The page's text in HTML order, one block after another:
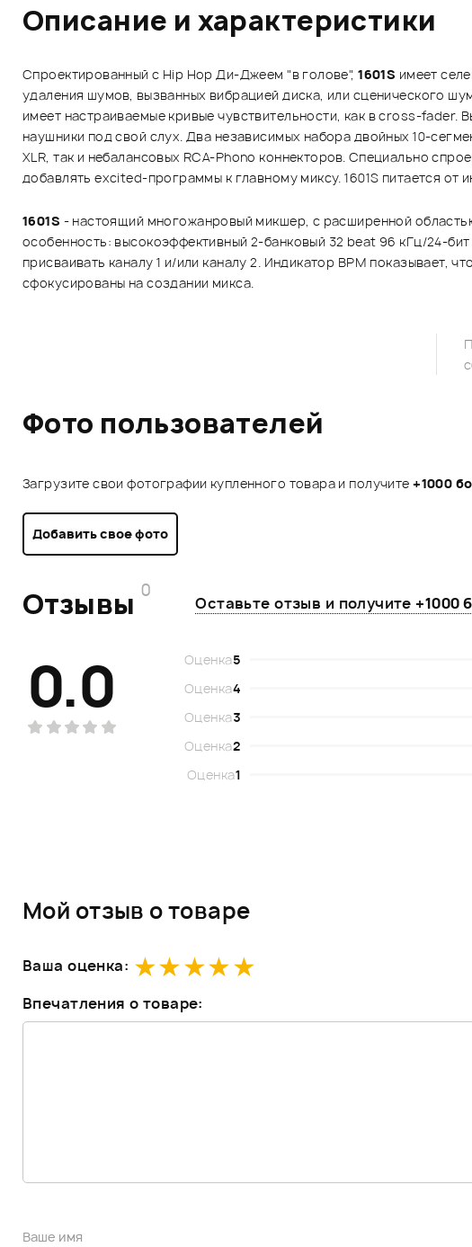
Описание и характеристики
Спроектированный с Hip Hop Ди-Джеем "в голове",1601S имеет
удаления шумов, вызванных вибрацией диска, или сценического
имеет настраиваемые кривые чувствительности, как в cross-
наушники под свой слух. Два независимых набора двойных 10-
XLR, так и небалансовых RCA-Phono коннекторов. Специально
добавлять excited-программы к главному миксу. 1601S питается от
1601S - настоящий многожанровый микшер, с расширенной
особенность: высокоэффективный 2-банковый 32 beat 96 кГц/24-
присваивать каналу 1 и/или каналу 2. Индикатор BPM показывает,
сфокусированы на создании микса.
Фото пользователей
Загрузите свои фотографии купленного товара и получите+1000
Добавить свое фото
Отзывы 0
Оставьте отзыв и получите +1000
0.0 Оценка5
Оценка4
Оценка3
Оценка2
Оценка1
Мой отзыв о товаре
Ваша оценка:
Впечатления о товаре: